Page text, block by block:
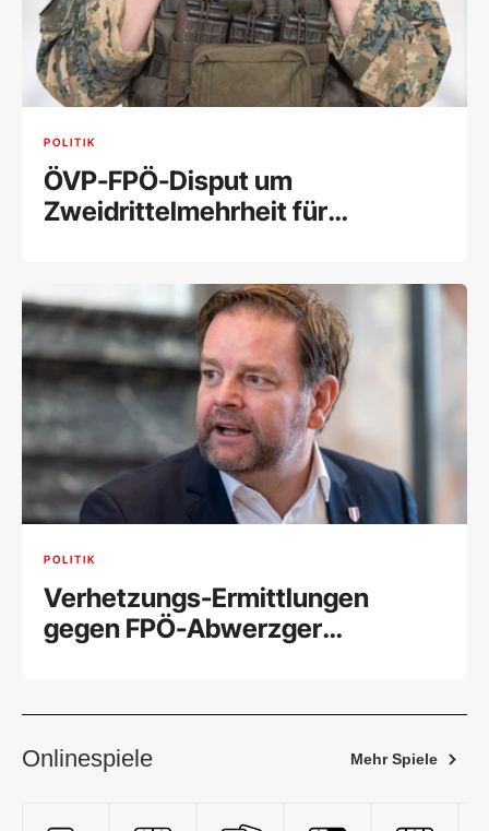
POLITIK
ÖVP-FPÖ-Disput um
Zweidrittelmehrheit für
POLITIK
Verhetzungs-Ermittlungen
gegen FPÖ-Abwerzger
Onlinespiele Mehr Spiele